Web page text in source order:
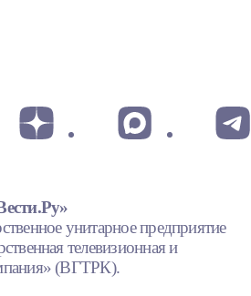
унитарное предприятие
телевизионная и
(ВГТРК).